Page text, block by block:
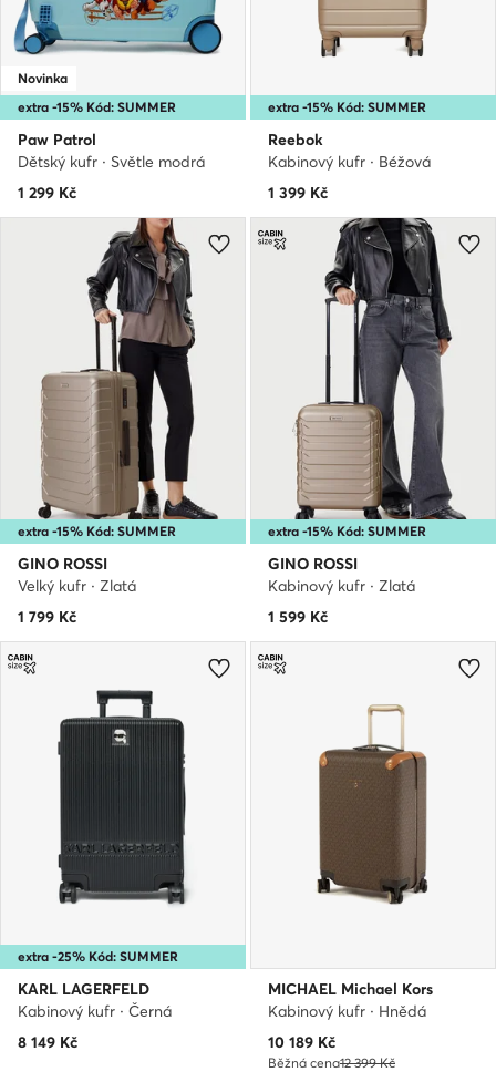
extra -15% Kód: SUMMER
Novinka
Paw Patrol
Dětský kufr · Světle modrá
1 299 Kč
extra -15% Kód: SUMMER
Reebok
Kabinový kufr · Béžová
1 399 Kč
extra -15% Kód: SUMMER
GINO ROSSI
Velký kufr · Zlatá
1 799 Kč
extra -15% Kód: SUMMER
GINO ROSSI
Kabinový kufr · Zlatá
1 599 Kč
extra -25% Kód: SUMMER
KARL LAGERFELD
Kabinový kufr · Černá
8 149 Kč
MICHAEL Michael Kors
Kabinový kufr · Hnědá
Aktuální cena
10 189 Kč
Běžná cena12 399 Kč